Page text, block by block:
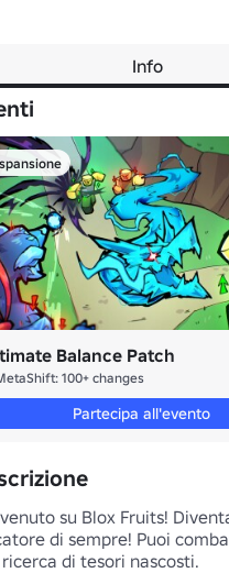
Info
Balance Patch
100+ changes
Partecipa all'evento
su Blox Fruits!
di sempre! Puoi
di tesori nascosti.